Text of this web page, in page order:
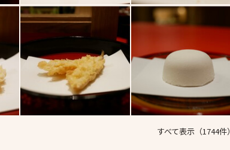
すべて表示（1744件）